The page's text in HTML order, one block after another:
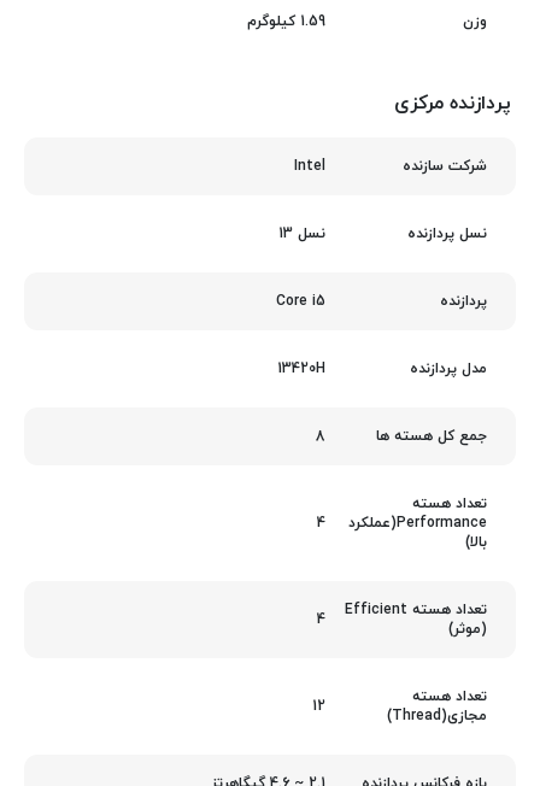
وزن 1.59 کیلوگرم
پردازنده مرکزی
شرکت سازنده Intel
نسل پردازنده نسل 13
پردازنده Core i5
مدل پردازنده 13420H
جمع کل هسته ها 8
تعداد هسته
Performance(عملکرد
بالا)
4
تعداد هسته Efficient
(موثر)
4
تعداد هسته
مجازی(Thread)
12